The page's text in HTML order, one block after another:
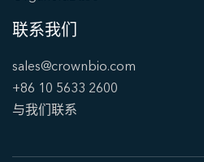
联系我们
sales@crownbio.com
+86 10 5633 2600
与我们联系